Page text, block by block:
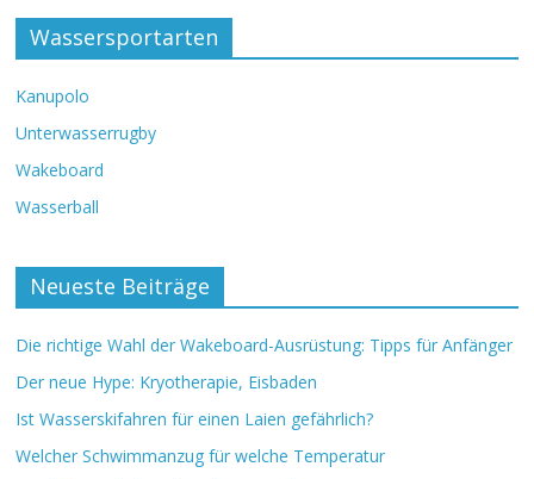
Wassersportarten
Kanupolo
Unterwasserrugby
Wakeboard
Wasserball
Neueste Beiträge
Die richtige Wahl der Wakeboard-Ausrüstung: Tipps für Anfänger
Der neue Hype: Kryotherapie, Eisbaden
Ist Wasserskifahren für einen Laien gefährlich?
Welcher Schwimmanzug für welche Temperatur